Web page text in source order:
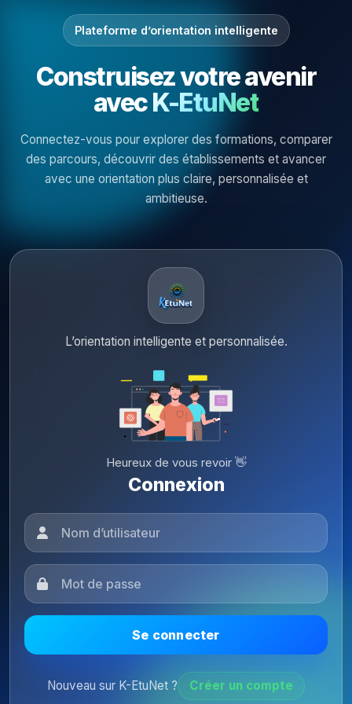
Plateforme d’orientation intelligente
Construisez votre avenir
avecK-EtuNet
Connectez-vous pour explorer des formations, comparer
des parcours, découvrir des établissements et avancer
avec une orientation plus claire, personnalisée et
ambitieuse.
L’orientation intelligente et personnalisée.
Heureux de vous revoir 👋
Connexion
Se connecter
Nouveau sur K-EtuNet ? Créer un compte